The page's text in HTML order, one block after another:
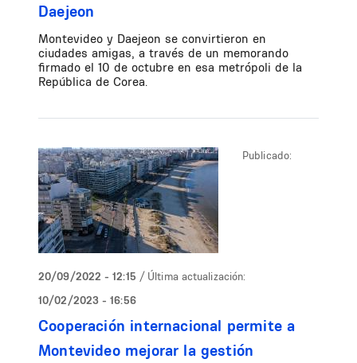
Daejeon
Montevideo y Daejeon se convirtieron en
ciudades amigas, a través de un memorando
firmado el 10 de octubre en esa metrópoli de la
República de Corea.
Publicado:
20/09/2022 - 12:15 / Última actualización:
10/02/2023 - 16:56
Cooperación internacional permite a
Montevideo mejorar la gestión